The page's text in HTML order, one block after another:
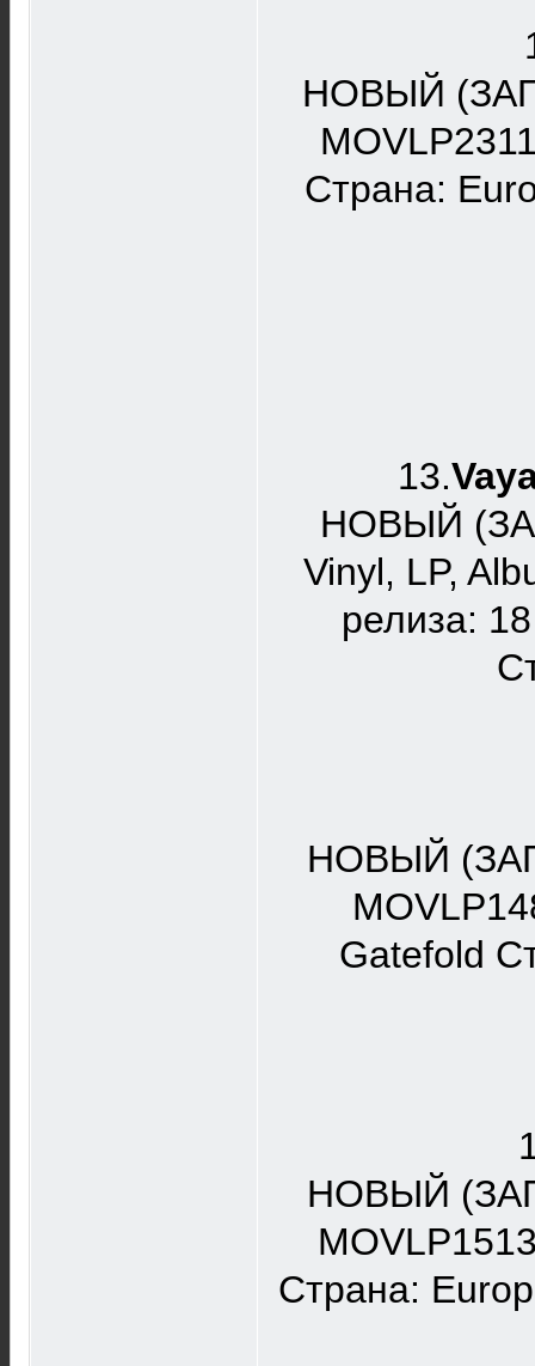
НОВЫЙ
Страна:
13.
НОВЫЙ
Vinyl, LP,
релиза:
НОВЫЙ
Gatefold
НОВЫЙ
Страна: